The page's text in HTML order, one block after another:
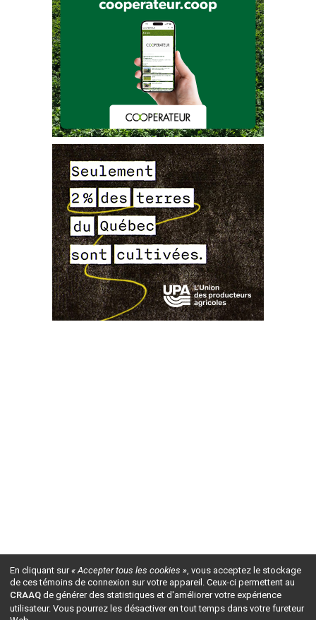
En cliquant sur« Accepter tous les cookies », vous acceptez le stockage
de ces témoins de connexion sur votre appareil. Ceux-ci permettent au
CRAAQ de générer des statistiques et d'améliorer votre expérience
utilisateur. Vous pourrez les désactiver en tout temps dans votre fureteur